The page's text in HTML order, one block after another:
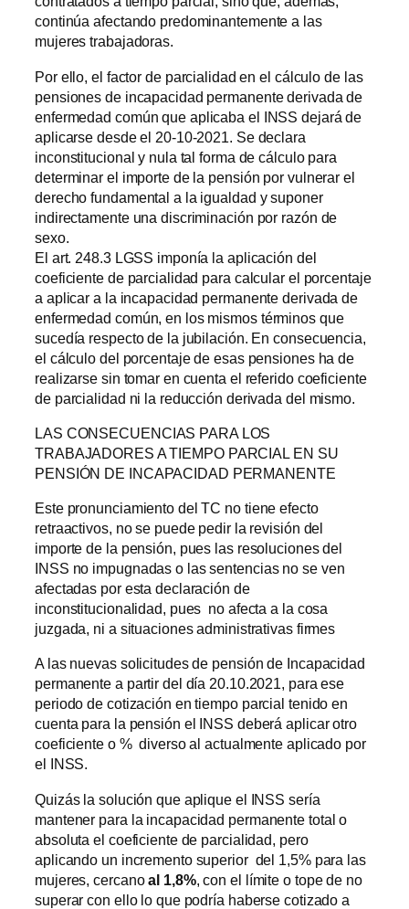
continúa afectando predominantemente a las
mujeres trabajadoras.
Por ello, el factor de parcialidad en el cálculo de las
pensiones de incapacidad permanente derivada de
enfermedad común que aplicaba el INSS dejará de
aplicarse desde el 20-10-2021. Se declara
inconstitucional y nula tal forma de cálculo para
determinar el importe de la pensión por vulnerar el
derecho fundamental a la igualdad y suponer
indirectamente una discriminación por razón de
sexo.
El art. 248.3 LGSS imponía la aplicación del
coeficiente de parcialidad para calcular el porcentaje
a aplicar a la incapacidad permanente derivada de
enfermedad común, en los mismos términos que
sucedía respecto de la jubilación. En consecuencia,
el cálculo del porcentaje de esas pensiones ha de
realizarse sin tomar en cuenta el referido coeficiente
de parcialidad ni la reducción derivada del mismo.
LAS CONSECUENCIAS PARA LOS
TRABAJADORES A TIEMPO PARCIAL EN SU
PENSIÓN DE INCAPACIDAD PERMANENTE
Este pronunciamiento del TC no tiene efecto
retraactivos, no se puede pedir la revisión del
importe de la pensión, pues las resoluciones del
INSS no impugnadas o las sentencias no se ven
afectadas por esta declaración de
inconstitucionalidad, pues no afecta a la cosa
juzgada, ni a situaciones administrativas firmes
A las nuevas solicitudes de pensión de Incapacidad
permanente a partir del día 20.10.2021, para ese
periodo de cotización en tiempo parcial tenido en
cuenta para la pensión el INSS deberá aplicar otro
coeficiente o % diverso al actualmente aplicado por
el INSS.
Quizás la solución que aplique el INSS sería
mantener para la incapacidad permanente total o
absoluta el coeficiente de parcialidad, pero
aplicando un incremento superior del 1,5% para las
mujeres, cercanoal 1,8%, con el límite o tope de no
superar con ello lo que podría haberse cotizado a